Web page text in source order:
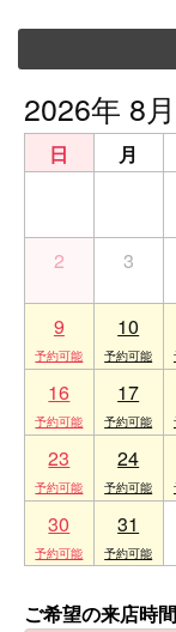
2026年 8月
日 月
2 3
9 10
16 17
23 24
30 31
ご希望の来店時間